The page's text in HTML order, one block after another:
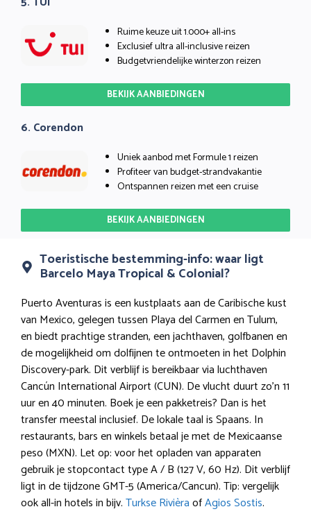
Ruime keuze uit 1.000+ all-ins
Exclusief ultra all-inclusive reizen
Budgetvriendelijke winterzon reizen
BEKIJK AANBIEDINGEN
6. Corendon
Uniek aanbod met Formule 1 reizen
Profiteer van budget-strandvakantie
Ontspannen reizen met een cruise
BEKIJK AANBIEDINGEN
Toeristische bestemming-info: waar ligt
Barcelo Maya Tropical & Colonial?
Puerto Aventuras is een kustplaats aan de Caribische kust
van Mexico, gelegen tussen Playa del Carmen en Tulum,
en biedt prachtige stranden, een jachthaven, golfbanen en
de mogelijkheid om dolfijnen te ontmoeten in het Dolphin
Discovery-park. Dit verblijf is bereikbaar via luchthaven
Cancún International Airport (CUN). De vlucht duurt zo’n 11
uur en 40 minuten. Boek je een pakketreis? Dan is het
transfer meestal inclusief. De lokale taal is Spaans. In
restaurants, bars en winkels betaal je met de Mexicaanse
peso (MXN). Let op: voor het opladen van apparaten
gebruik je stopcontact type A / B (127 V, 60 Hz). Dit verblijf
ligt in de tijdzone GMT-5 (America/Cancun). Tip: vergelijk
ook all-in hotels in bijv.Turkse RivièraofAgios Sostis.